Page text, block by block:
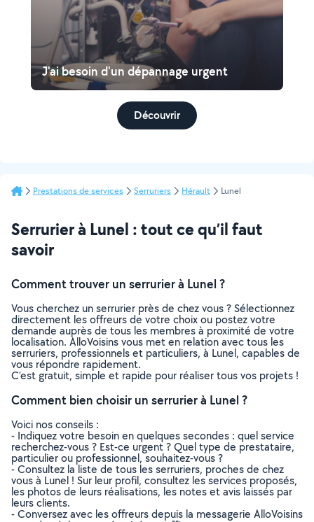
J'ai besoin d'un dépannage urgent
Découvrir
Prestations de services Serruriers Hérault Lunel
Serrurier à Lunel : tout ce qu’il faut
savoir
Comment trouver un serrurier à Lunel ?
Vous cherchez un serrurier près de chez vous ? Sélectionnez
directement les offreurs de votre choix ou postez votre
demande auprès de tous les membres à proximité de votre
localisation. AlloVoisins vous met en relation avec tous les
serruriers, professionnels et particuliers, à Lunel, capables de
vous répondre rapidement.
C’est gratuit, simple et rapide pour réaliser tous vos projets !
Comment bien choisir un serrurier à Lunel ?
Voici nos conseils :
- Indiquez votre besoin en quelques secondes : quel service
recherchez-vous ? Est-ce urgent ? Quel type de prestataire,
particulier ou professionnel, souhaitez-vous ?
- Consultez la liste de tous les serruriers, proches de chez
vous à Lunel ! Sur leur profil, consultez les services proposés,
les photos de leurs réalisations, les notes et avis laissés par
leurs clients.
- Conversez avec les offreurs depuis la messagerie AlloVoisins